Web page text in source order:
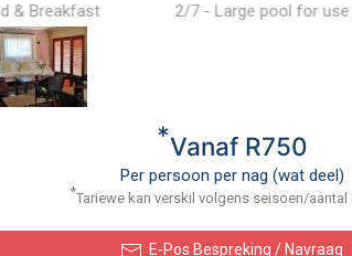
& Breakfast
2/7 - Large pool for
*Vanaf R750
Per persoon per nag (wat deel)
*Tariewe kan verskil volgens seisoen/aantal
E-Pos Bespreking / Navraag